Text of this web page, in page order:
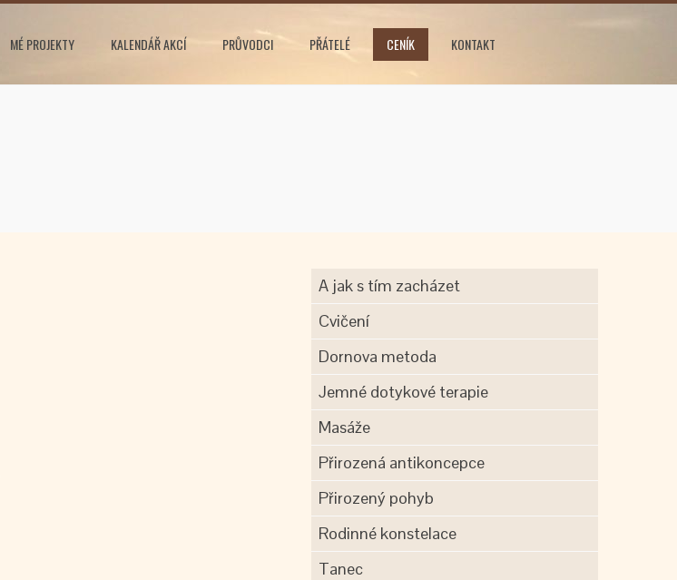
MÉ PROJEKTY KALENDÁŘ AKCÍ PRŮVODCI PŘÁTELÉ CENÍK
KONTAKT
A jak s tím zacházet
Cvičení
Dornova metoda
Jemné dotykové terapie
Masáže
Přirozená antikoncepce
Přirozený pohyb
Rodinné konstelace
Tanec